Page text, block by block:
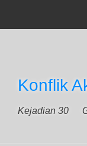
Konflik
Kejadian 30